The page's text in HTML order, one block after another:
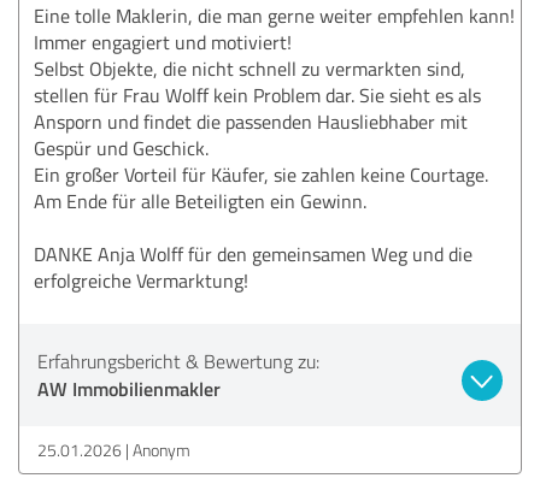
Eine tolle Maklerin, die man gerne weiter empfehlen kann!
Immer engagiert und motiviert!
Selbst Objekte, die nicht schnell zu vermarkten sind,
stellen für Frau Wolff kein Problem dar. Sie sieht es als
Ansporn und findet die passenden Hausliebhaber mit
Gespür und Geschick.
Ein großer Vorteil für Käufer, sie zahlen keine Courtage.
Am Ende für alle Beteiligten ein Gewinn.
DANKE Anja Wolff für den gemeinsamen Weg und die
erfolgreiche Vermarktung!
Erfahrungsbericht & Bewertung zu:
AW Immobilienmakler
25.01.2026 Anonym